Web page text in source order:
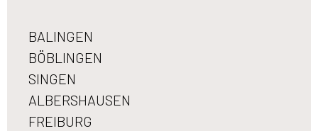
BALINGEN
BÖBLINGEN
SINGEN
ALBERSHAUSEN
FREIBURG